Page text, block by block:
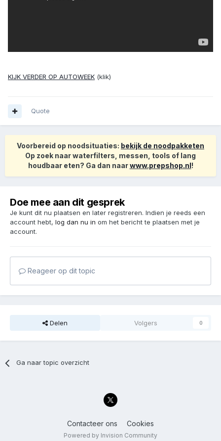
KIJK VERDER OP AUTOWEEK (klik)
Quote
Voorbereid op noodsituaties: bekijk de noodpakketen
Op zoek naar waterfilters, messen, tools of lang
houdbaar eten? Ga dan naarwww.prepshop.nl!
Doe mee aan dit gesprek
Je kunt dit nu plaatsen en later registreren. Indien je reeds een
account hebt, log dan nu in om het bericht te plaatsen met je
account.
Reageer op dit topic
Delen Volgers 0
Ga naar topic overzicht
Contacteer ons Cookies
Powered by Invision Community